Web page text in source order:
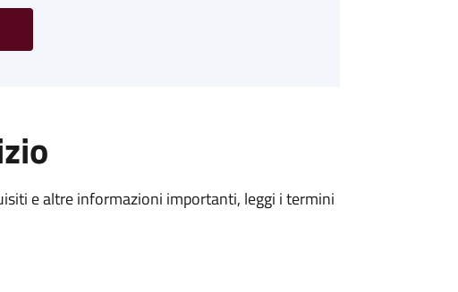
e altre informazioni importanti, leggi i termini